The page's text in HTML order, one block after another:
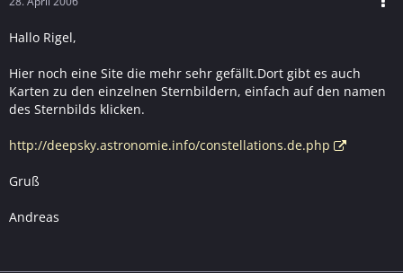
Hallo Rigel,
Hier noch eine Site die mehr sehr gefällt.Dort gibt es auch
Karten zu den einzelnen Sternbildern, einfach auf den namen
des Sternbilds klicken.
http://deepsky.astronomie.info/constellations.de.php
Gruß
Andreas